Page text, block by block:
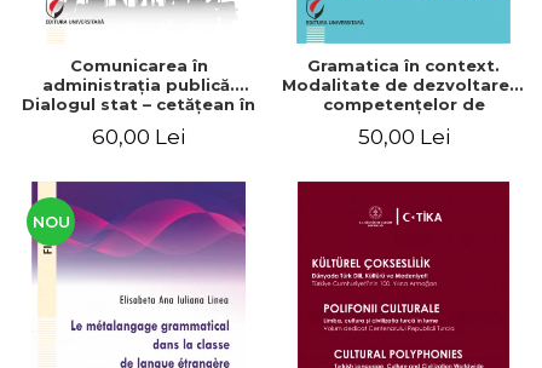
Comunicarea în
administraţia publică.
Dialogul stat – cetăţean în
european / Communication
The state-citizen dialogue
in national and European
context
60,00 Lei
Gramatica în context.
Modalitate de dezvoltare a
competenţelor de
limbii franceze
50,00 Lei
NOU